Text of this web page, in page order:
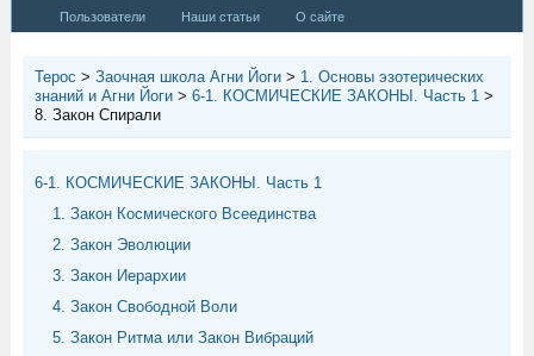
Пользователи Наши статьи О сайте
Терос >Заочная школа Агни Йоги > 1. Основы эзотерических
знаний и Агни Йоги >6-1. КОСМИЧЕСКИЕ ЗАКОНЫ. Часть 1 >
8. Закон Спирали
6-1. КОСМИЧЕСКИЕ ЗАКОНЫ. Часть 1
1. Закон Космического Всеединства
2. Закон Эволюции
3. Закон Иерархии
4. Закон Свободной Воли
5. Закон Ритма или Закон Вибраций